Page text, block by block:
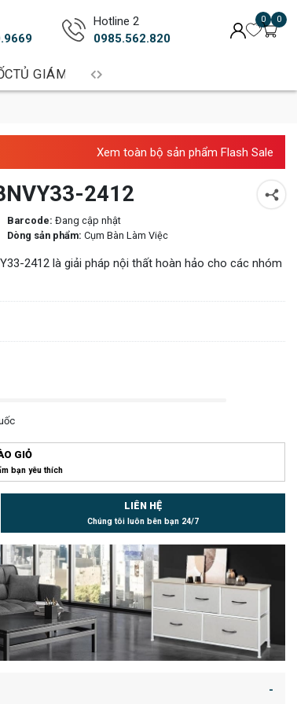
Hotline 2
0985.562.820
0 0
TỦ GIÁM ĐỐCBÀN TRƯỞNG PHÒNG
Xem toàn bộ sản phẩm Flash Sale
2412
Barcode: Đang cập nhật
Dòng sản phẩm: Cụm Bàn Làm Việc
2412 là giải pháp nội thất hoàn hảo cho các nhóm
GIỎ
bạn yêu thích
LIÊN HỆ
Chúng tôi luôn bên bạn 24/7